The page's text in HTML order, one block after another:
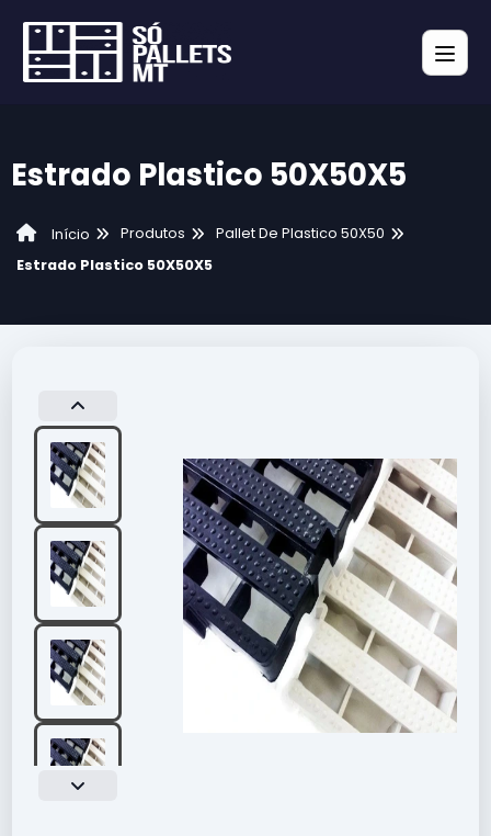
Estrado Plastico 50X50X5
Início Produtos
Pallet De Plastico 50X50
Estrado Plastico 50X50X5